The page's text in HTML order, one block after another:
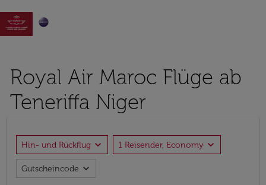

Royal Air Maroc Flüge ab
Teneriffa Niger
Hin- und Rückflug expand_more 1 Reisender, Economy expand_more
Gutscheincode expand_more